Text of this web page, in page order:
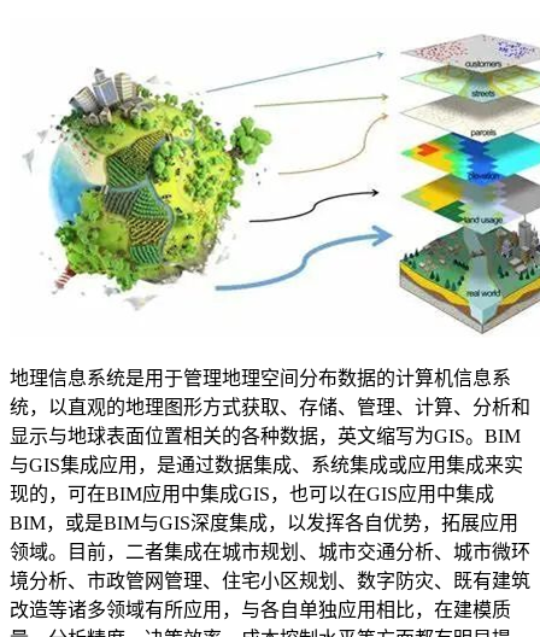
地理信息系统是用于管理地理空间分布数据的计算机信息系
统，以直观的地理图形方式获取、存储、管理、计算、分析和
显示与地球表面位置相关的各种数据，英文缩写为GIS。 BIM
与GIS集成应用，是通过数据集成、系统集成或应用集成来实
现的，可在BIM应用中集成GIS，也可以在GIS应用中集成
BIM，或是BIM与GIS深度集成，以发挥各自优势，拓展应用
领域。目前，二者集成在城市规划、城市交通分析、城市微环
境分析、市政管网管理、住宅小区规划、数字防灾、既有建筑
改造等诸多领域有所应用，与各自单独应用相比，在建模质